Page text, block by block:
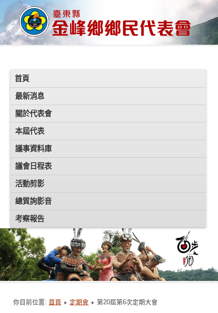
首頁
最新消息
關於代表會
本屆代表
議事資料庫
議會日程表
活動剪影
總質詢影音
考察報告
你目前位置: 首頁 定期會 第20屆第6次定期大會